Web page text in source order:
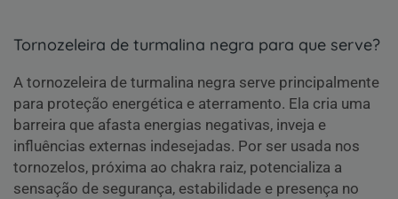
Tornozeleira de turmalina negra para que serve?
A tornozeleira de turmalina negra serve principalmente
para proteção energética e aterramento. Ela cria uma
barreira que afasta energias negativas, inveja e
influências externas indesejadas. Por ser usada nos
tornozelos, próxima ao chakra raiz, potencializa a
sensação de segurança, estabilidade e presença no